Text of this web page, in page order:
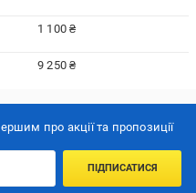
1 100 ₴
9 250 ₴
про акції та пропозиції
ПІДПИСАТИСЯ